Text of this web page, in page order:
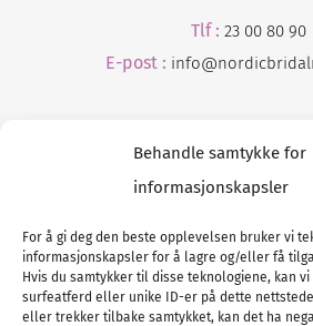
Behandle samtykke for
informasjonskapsler
For å gi deg den beste opplevelsen bruker vi
informasjonskapsler for å lagre og/eller få
Hvis du samtykker til disse teknologiene, kan
surfeatferd eller unike ID-er på dette
eller trekker tilbake samtykket, kan det ha
Tlf : 23 00 80 90
E-post : info@
Tlf :23 00 80 90
E-post :info@